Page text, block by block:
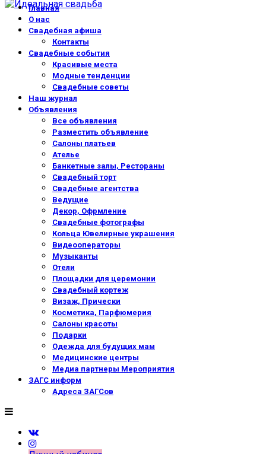
Главная
О нас
Свадебная афиша
Контакты
Свадебные события
Красивые места
Модные тенденции
Свадебные советы
Наш журнал
Объявления
Все объявления
Разместить объявление
Салоны платьев
Ателье
Банкетные залы, Рестораны
Свадебный торт
Свадебные агентства
Ведущие
Декор, Офрмление
Свадебные фотографы
Кольца Ювелирные украшения
Видеооператоры
Музыканты
Отели
Площадки для церемонии
Свадебный кортеж
Визаж, Прически
Косметика, Парфюмерия
Салоны красоты
Подарки
Одежда для будущих мам
Медицинские центры
Медиа партнеры Мероприятия
ЗАГС информ
Адреса ЗАГСов